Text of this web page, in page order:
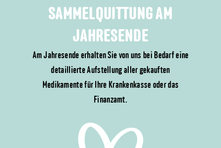
SAMMELQUITTUNG AM
JAHRESENDE
Am Jahresende erhalten Sie von uns bei Bedarf eine
detaillierte Aufstellung aller gekauften
Medikamente für Ihre Krankenkasse oder das
Finanzamt.